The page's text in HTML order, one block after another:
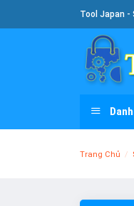
To
Tool Japan -
Trang Chủ /